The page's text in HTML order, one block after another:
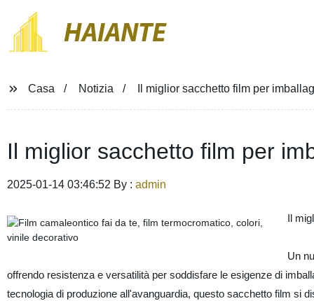
HAIANTE
Casa Notizia Il miglior sacchetto film per
Il miglior sacchetto film per
2025-01-14 03:46:52 By : admin
Il
Un
offrendo resistenza e versatilità per soddisfare le esigenze di
tecnologia di produzione all'avanguardia, questo sacchetto film si